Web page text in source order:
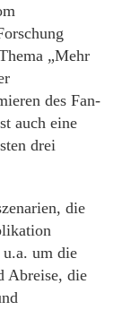
„Mehr
des Fan-
auch eine
drei
die
um die
Abreise, die